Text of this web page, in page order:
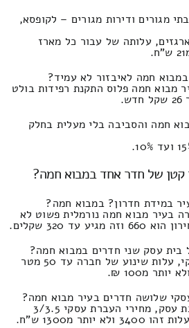
מגורים ודירות מגורים – לקופסא,
עלותה של עבור כל מארז
חמה לאיבזור לא עמיד?
מבוא חמה פלוס התקנת רפידות בולט
חמה והסביבה בלי מעלית בחלק
של חדר אחד במבוא חמה?
במידת חדרון? במבוא חמה?
בעיר מבוא חמה נורמלית פשוט לא
עד 320 שקלים.
עסק שני חדרים במבוא חמה?
פלוס אריזה של מקום עסקי, עלות שינוע של חברה עד 50 מטר
שלושה חדרים בעיר מבוא חמה?
בסינתזה של פירוק והרכבת עסק, מחירי העברת עסקי 3/3.5
מ1300 ש"ח.